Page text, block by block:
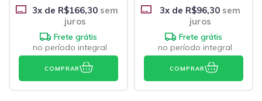
3x de R$166,30sem
juros
Frete grátis
no período integral
COMPRAR
3x de R$96,30 sem
juros
Frete grátis
no período integral
COMPRAR